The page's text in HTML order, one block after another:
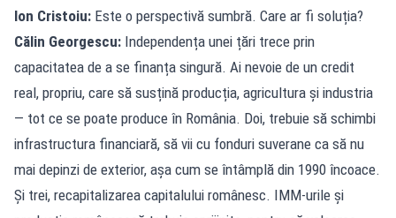
Ion Cristoiu: Este o perspectivă sumbră. Care ar fi soluția?
Călin Georgescu: Independența unei țări trece prin
capacitatea de a se finanța singură. Ai nevoie de un credit
real, propriu, care să susțină producția, agricultura și industria
— tot ce se poate produce în România. Doi, trebuie să schimbi
infrastructura financiară, să vii cu fonduri suverane ca să nu
mai depinzi de exterior, așa cum se întâmplă din 1990 încoace.
Și trei, recapitalizarea capitalului românesc. IMM-urile și